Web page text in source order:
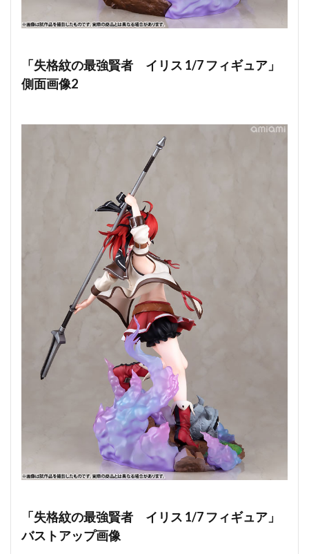
「失格紋の最強賢者 イリス 1/7 フィギュア」
側面画像2
「失格紋の最強賢者 イリス 1/7 フィギュア」
バストアップ画像